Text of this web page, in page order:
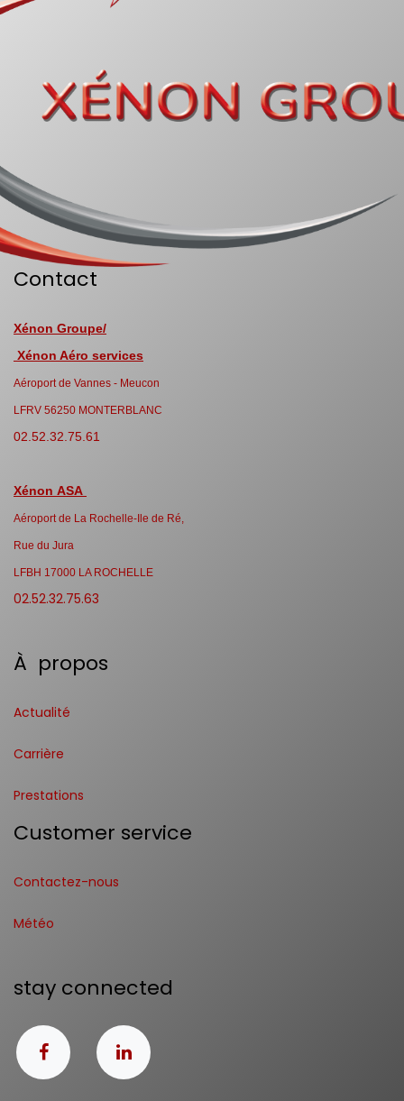
Contact
Xénon Groupe/
Xénon Aéro services
Aéroport de Vannes - Meucon
LFRV 56250 MONTERBLANC
02.52.32.75.61
Xénon ASA
Aéroport de La Rochelle-Ile de Ré,
Rue du Jura
LFBH 17000 LA ROCHELLE
02.52.32.75.63
À propos
Actualité
Carrière
Prestations
Customer service
Contactez-nous
Météo
stay connected